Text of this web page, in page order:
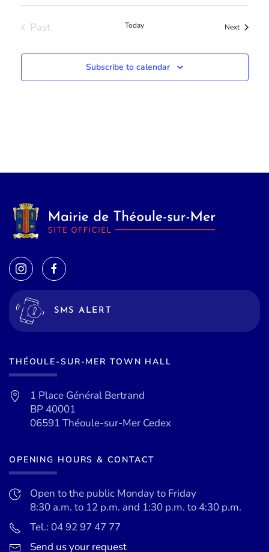
Past
Today Nextevents
Subscribe to calendar
SMS ALERT
THÉOULE-SUR-MER TOWN HALL
1 Place Général Bertrand
BP 40001
06591 Théoule-sur-Mer Cedex
OPENING HOURS & CONTACT
Open to the public Monday to Friday
8:30 a.m. to 12 p.m. and 1:30 p.m. to 4:30 p.m.
Tel.: 04 92 97 47 77
Send us your request